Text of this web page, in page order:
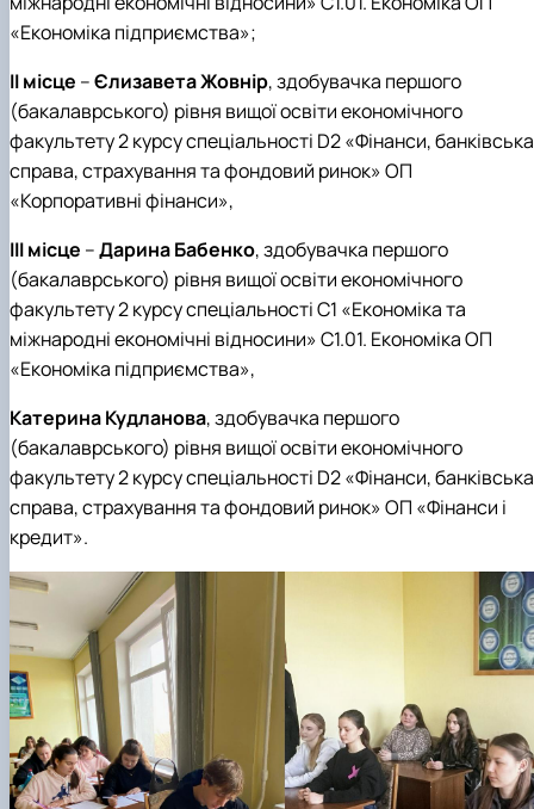
«Економіка підприємства»;
ІІ місце –Єлизавета Жовнір, здобувачка першого
(бакалаврського) рівня вищої освіти економічного
факультету 2 курсу спеціальності D2 «Фінанси, банківська
справа, страхування та фондовий ринок» ОП
«Корпоративні фінанси»,
ІІІ місце –Дарина Бабенко, здобувачка першого
(бакалаврського) рівня вищої освіти економічного
факультету 2 курсу спеціальності С1 «Економіка та
міжнародні економічні відносини» С1.01. Економіка ОП
«Економіка підприємства»,
Катерина Кудланова, здобувачка першого
(бакалаврського) рівня вищої освіти економічного
факультету 2 курсу спеціальності D2 «Фінанси, банківська
справа, страхування та фондовий ринок» ОП «Фінанси і
кредит».